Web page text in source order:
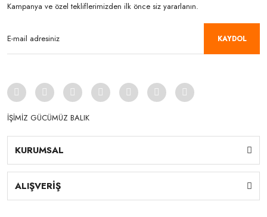
Kampanya ve özel tekliflerimizden ilk önce siz yararlanın.
KAYDOL
İŞİMİZ GÜCÜMÜZ BALIK
KURUMSAL
ALIŞVERİŞ